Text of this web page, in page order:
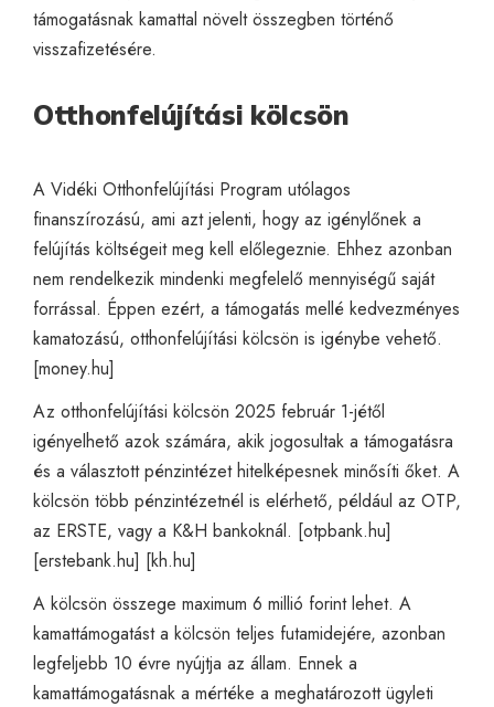
támogatásnak kamattal növelt összegben történő
visszafizetésére.
Otthonfelújítási kölcsön
A Vidéki Otthonfelújítási Program utólagos
finanszírozású, ami azt jelenti, hogy az igénylőnek a
felújítás költségeit meg kell előlegeznie. Ehhez azonban
nem rendelkezik mindenki megfelelő mennyiségű saját
forrással. Éppen ezért, a támogatás mellé kedvezményes
kamatozású, otthonfelújítási kölcsön is igénybe vehető.
[money.hu]
Az otthonfelújítási kölcsön 2025 február 1-jétől
igényelhető azok számára, akik jogosultak a támogatásra
és a választott pénzintézet hitelképesnek minősíti őket. A
kölcsön több pénzintézetnél is elérhető, például az OTP,
az ERSTE, vagy a K&H bankoknál. [otpbank.hu]
[erstebank.hu] [kh.hu]
A kölcsön összege maximum 6 millió forint lehet. A
kamattámogatást a kölcsön teljes futamidejére, azonban
legfeljebb 10 évre nyújtja az állam. Ennek a
kamattámogatásnak a mértéke a meghatározott ügyleti